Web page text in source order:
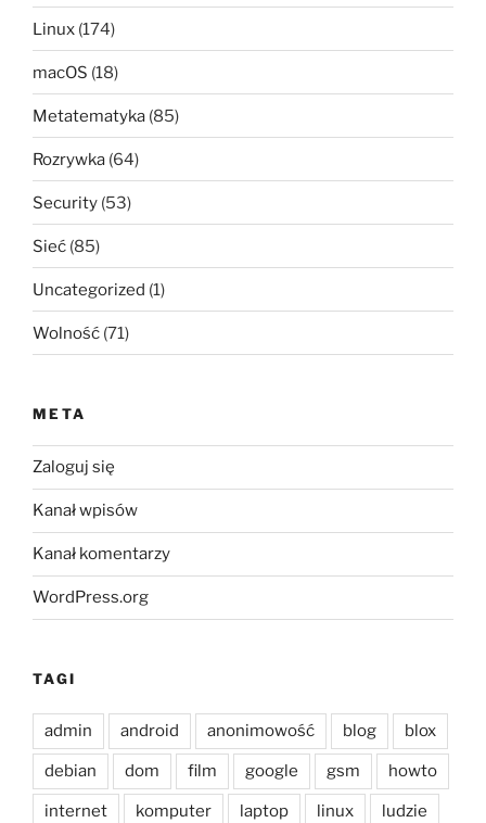
Linux (174)
macOS (18)
Metatematyka (85)
Rozrywka (64)
Security (53)
Sieć (85)
Uncategorized (1)
Wolność (71)
META
Zaloguj się
Kanał wpisów
Kanał komentarzy
WordPress.org
TAGI
admin android anonimowość blog blox
debian dom film google gsm howto
internet komputer laptop linux ludzie